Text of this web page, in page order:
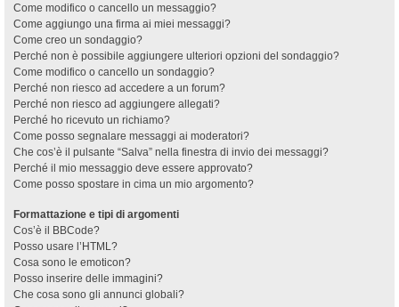
Come modifico o cancello un messaggio?
Come aggiungo una firma ai miei messaggi?
Come creo un sondaggio?
Perché non è possibile aggiungere ulteriori opzioni del sondaggio?
Come modifico o cancello un sondaggio?
Perché non riesco ad accedere a un forum?
Perché non riesco ad aggiungere allegati?
Perché ho ricevuto un richiamo?
Come posso segnalare messaggi ai moderatori?
Che cos’è il pulsante “Salva” nella finestra di invio dei messaggi?
Perché il mio messaggio deve essere approvato?
Come posso spostare in cima un mio argomento?
Formattazione e tipi di argomenti
Cos’è il BBCode?
Posso usare l’HTML?
Cosa sono le emoticon?
Posso inserire delle immagini?
Che cosa sono gli annunci globali?